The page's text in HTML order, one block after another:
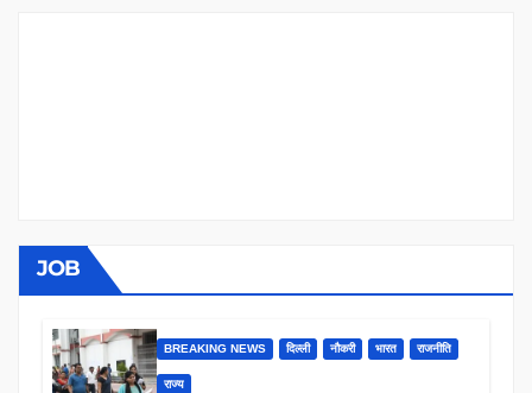
JOB
BREAKING NEWS दिल्ली नौकरी भारत राजनीति
राज्य